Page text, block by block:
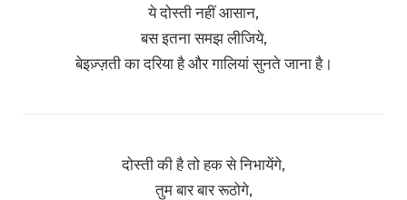
ये दोस्ती नहीं आसान,
बस इतना समझ लीजिये,
बेइज़्ज़ती का दरिया है और गालियां सुनते जाना है।
दोस्ती की है तो हक से निभायेंगे,
तुम बार बार रूठोगे,